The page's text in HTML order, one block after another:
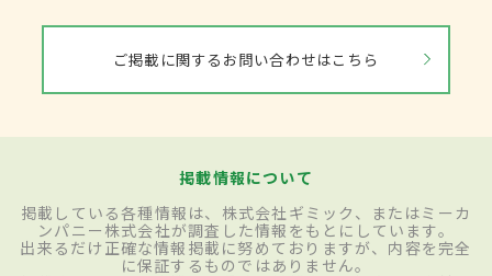
ご掲載に関するお問い合わせはこちら
掲載情報について
掲載している各種情報は、株式会社ギミック、またはミーカ
ンパニー株式会社が調査した情報をもとにしています。
出来るだけ正確な情報掲載に努めておりますが、内容を完全
に保証するものではありません。